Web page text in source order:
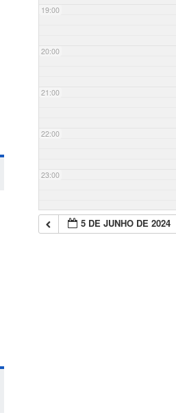
19:00
20:00
21:00
22:00
23:00
5 DE JUNHO DE 2024